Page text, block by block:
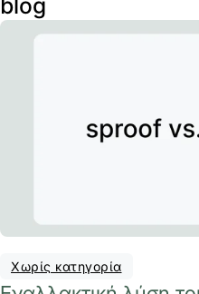
Χωρίς κατηγορία